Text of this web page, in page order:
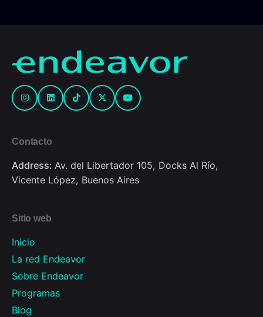
Contacto
Address: Av. del Libertador 105, Docks Al Río,
Vicente López, Buenos Aires
Sitio web
Inicio
La red Endeavor
Sobre Endeavor
Programas
Blog